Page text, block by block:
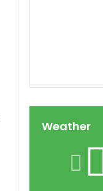
Weather